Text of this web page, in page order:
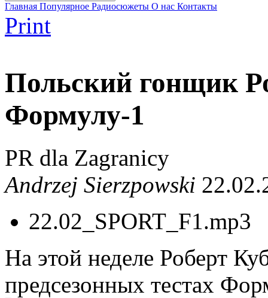
Главная Популярное Радиосюжеты О нас Контакты
Print
Польский гонщик
Формулу-1
PR dla Zagranicy
Andrzej Sierzpowski
22.02_SPORT_F1.mp3
На этой неделе Роберт
предсезонных тестах